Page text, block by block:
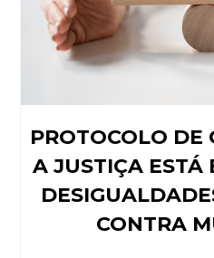
PROTOCOLO DE
A JUSTIÇA ESTÁ
CONTRA